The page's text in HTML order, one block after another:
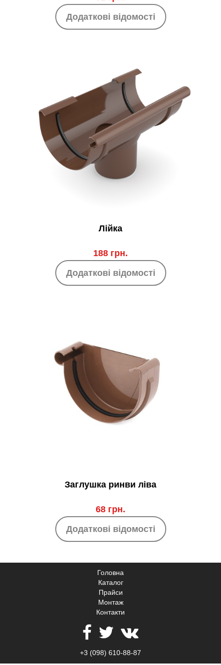
Додаткові відомості
Лійка
188 грн.
Додаткові відомості
Заглушка ринви ліва
68 грн.
Додаткові відомості
Головна
Каталог
Прайси
Монтаж
Контакти
+3 (098) 610-88-87